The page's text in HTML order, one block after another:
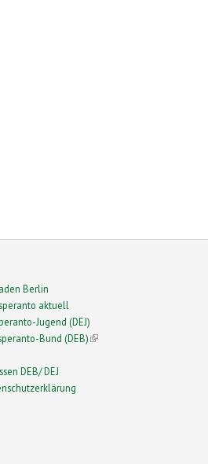
Berlin
aktuell
Jugend (DEJ)
Bund (DEB)(link is external)
DEB/ DEJ